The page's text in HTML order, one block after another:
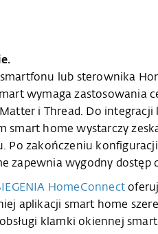
lub sterownika
wymaga zastosowania
i Thread. Do
smart home wystarczy
Po zakończeniu
zapewnia wygodny dostęp
HomeConnect
aplikacji smart home
klamki okiennej